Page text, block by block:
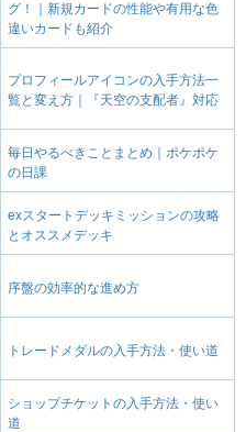
グ！｜新規カードの性能や有用な色
違いカードも紹介
プロフィールアイコンの入手方法一
覧と変え方｜『天空の支配者』対応
毎日やるべきことまとめ｜ポケポケ
の日課
exスタートデッキミッションの攻略
とオススメデッキ
序盤の効率的な進め方
トレードメダルの入手方法・使い道
ショップチケットの入手方法・使い
道